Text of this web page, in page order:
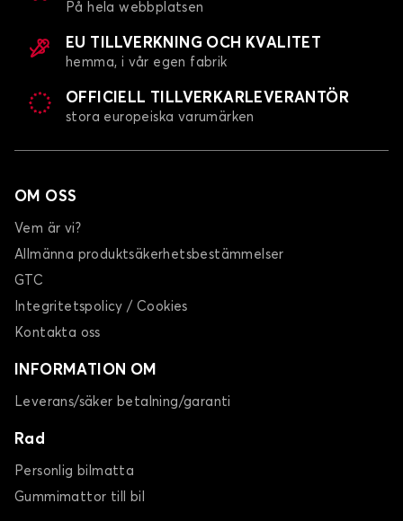
På hela webbplatsen
EU TILLVERKNING OCH KVALITET
hemma, i vår egen fabrik
OFFICIELL TILLVERKARLEVERANTÖR
stora europeiska varumärken
OM OSS
Vem är vi?
Allmänna produktsäkerhetsbestämmelser
GTC
Integritetspolicy / Cookies
Kontakta oss
INFORMATION OM
Leverans/säker betalning/garanti
Rad
Personlig bilmatta
Gummimattor till bil